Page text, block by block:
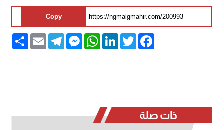
Copy
Share Email
TelegramMessengerWhatsAppLinkedInTwitter
Facebook
ذات صلة